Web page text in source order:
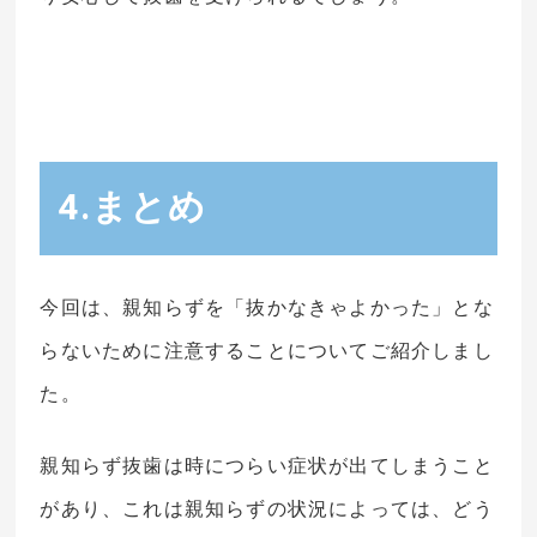
4.まとめ
今回は、親知らずを「抜かなきゃよかった」とな
らないために注意することについてご紹介しまし
た。
親知らず抜歯は時につらい症状が出てしまうこと
があり、これは親知らずの状況によっては、どう